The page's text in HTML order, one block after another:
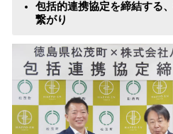
包括的連携協定を締結する
繋がり